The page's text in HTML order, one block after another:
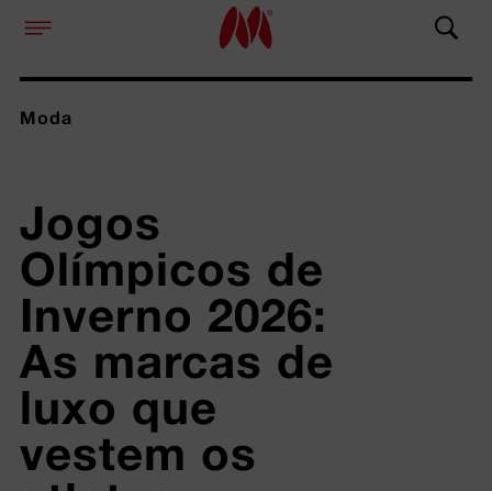
Moda
Jogos
Olímpicos de
Inverno 2026:
As marcas de
luxo que
vestem os